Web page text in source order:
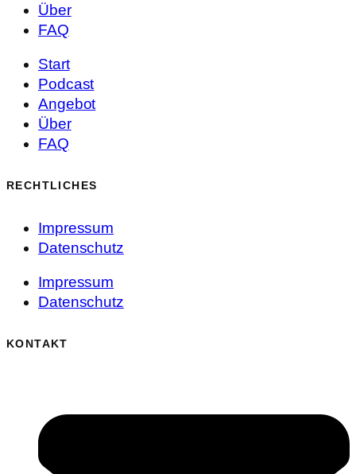
Über
FAQ
Start
Podcast
Angebot
Über
FAQ
RECHTLICHES
Impressum
Datenschutz
Impressum
Datenschutz
KONTAKT